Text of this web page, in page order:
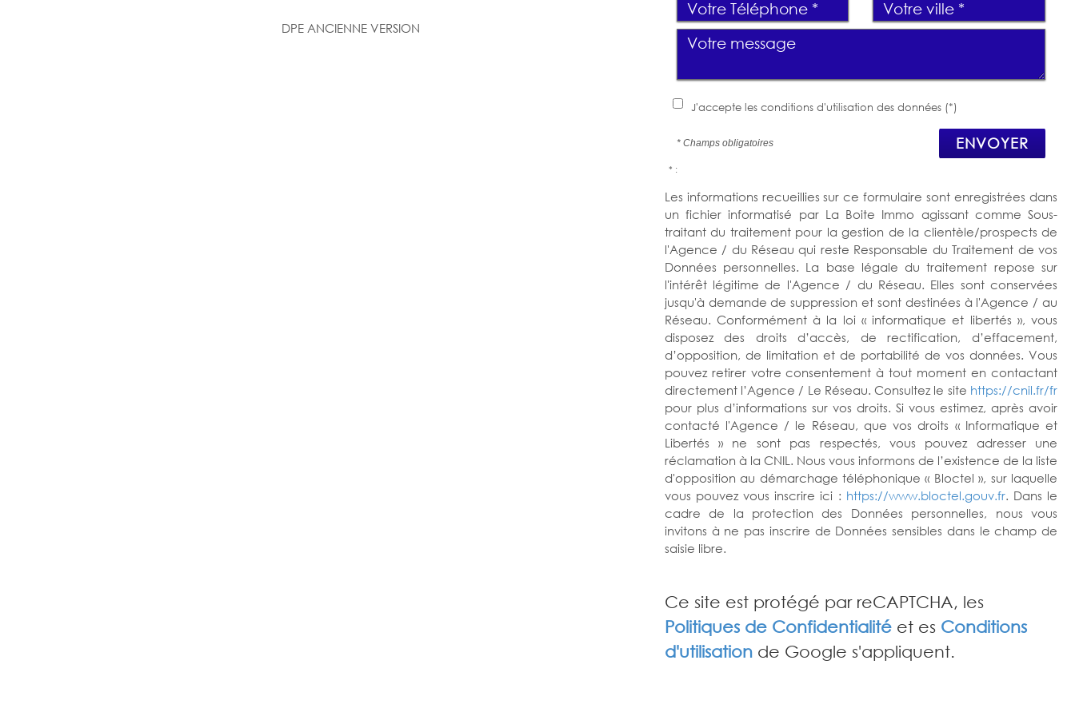
DPE ANCIENNE VERSION
J'accepte les conditions d'utilisation des données (*)
* Champs obligatoires ENVOYER
* :
Les informations recueillies sur ce formulaire sont enregistrées dans
un fichier informatisé par La Boite Immo agissant comme Sous-
traitant du traitement pour la gestion de la clientèle/prospects de
l'Agence / du Réseau qui reste Responsable du Traitement de vos
Données personnelles. La base légale du traitement repose sur
l'intérêt légitime de l'Agence / du Réseau. Elles sont conservées
jusqu'à demande de suppression et sont destinées à l'Agence / au
Réseau. Conformément à la loi « informatique et libertés », vous
disposez des droits d’accès, de rectification, d’effacement,
d’opposition, de limitation et de portabilité de vos données. Vous
pouvez retirer votre consentement à tout moment en contactant
directement l’Agence / Le Réseau. Consultez le site https://cnil.fr/fr
pour plus d’informations sur vos droits. Si vous estimez, après avoir
contacté l'Agence / le Réseau, que vos droits « Informatique et
Libertés » ne sont pas respectés, vous pouvez adresser une
réclamation à la CNIL. Nous vous informons de l’existence de la liste
d'opposition au démarchage téléphonique « Bloctel », sur laquelle
vous pouvez vous inscrire ici : https://www.bloctel.gouv.fr. Dans le
cadre de la protection des Données personnelles, nous vous
invitons à ne pas inscrire de Données sensibles dans le champ de
saisie libre.
Ce site est protégé par reCAPTCHA, les
Politiques de Confidentialitéet es Conditions
d'utilisationde Google s'appliquent.